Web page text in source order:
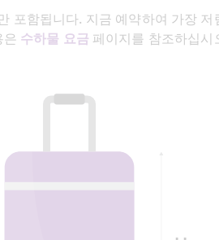
함됩니다. 지금 예약하여 가장
은 수하물 요금 페이지를 참조하십시